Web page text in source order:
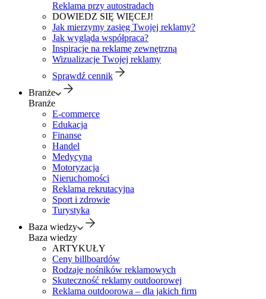
Reklama przy autostradach
DOWIEDZ SIĘ WIĘCEJ!
Jak mierzymy zasięg Twojej reklamy?
Jak wygląda współpraca?
Inspiracje na reklamę zewnętrzną
Wizualizacje Twojej reklamy
Sprawdź cennik
Branże
Branże
E-commerce
Edukacja
Finanse
Handel
Medycyna
Motoryzacja
Nieruchomości
Reklama rekrutacyjna
Sport i zdrowie
Turystyka
Baza wiedzy
Baza wiedzy
ARTYKUŁY
Ceny billboardów
Rodzaje nośników reklamowych
Skuteczność reklamy outdoorowej
Reklama outdoorowa – dla jakich firm